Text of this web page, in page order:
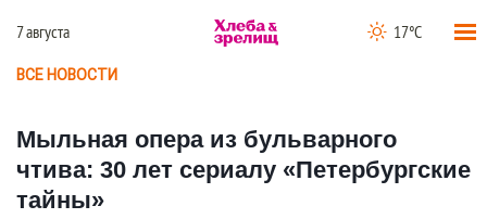
7 августа 17°C
ВСЕ НОВОСТИ
Мыльная опера из бульварного
чтива: 30 лет сериалу «Петербургские
тайны»